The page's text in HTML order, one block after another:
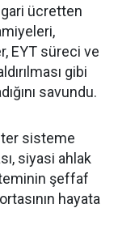
ücretten
EYT süreci ve
gibi
savundu.
sisteme
siyasi ahlak
şeffaf
hayata